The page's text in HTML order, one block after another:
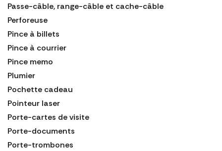
Passe-câble, range-câble et cache-câble
Perforeuse
Pince à billets
Pince à courrier
Pince memo
Plumier
Pochette cadeau
Pointeur laser
Porte-cartes de visite
Porte-documents
Porte-trombones